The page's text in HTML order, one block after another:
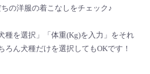
ちの洋服の着こなしをチェック♪
種を選択」「体重(Kg)を入力」をそれ
ろん犬種だけを選択してもOKです！